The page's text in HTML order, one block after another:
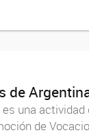
de
una
de